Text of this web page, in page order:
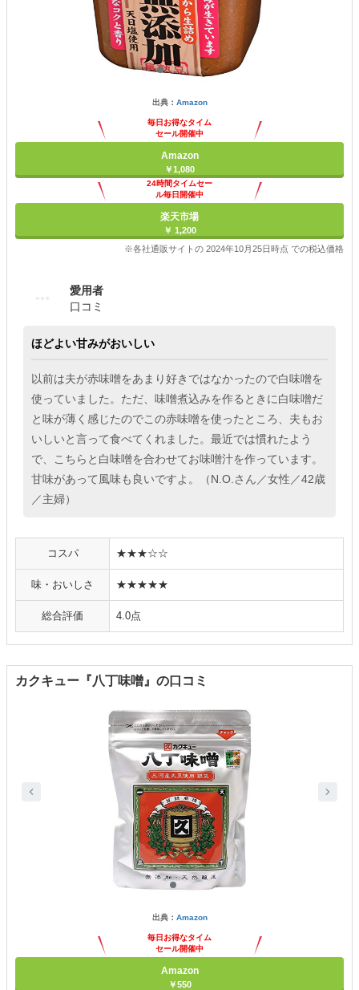
出典： Amazon
毎日お得なタイム
セール開催中
Amazon
￥1,080
24時間タイムセー
ル毎日開催中
楽天市場
￥ 1,200
※各社通販サイトの 2024年10月25日時点 での税込価格
愛用者
口コミ
ほどよい甘みがおいしい
以前は夫が赤味噌をあまり好きではなかったので白味噌を
使っていました。ただ、味噌煮込みを作るときに白味噌だ
と味が薄く感じたのでこの赤味噌を使ったところ、夫もお
いしいと言って食べてくれました。最近では慣れたよう
で、こちらと白味噌を合わせてお味噌汁を作っています。
甘味があって風味も良いですよ。（N.O.さん／女性／42歳
／主婦）
コスパ ★★★☆☆
味・おいしさ ★★★★★
総合評価 4.0点
カクキュー『八丁味噌』の口コミ
出典： Amazon
毎日お得なタイム
セール開催中
Amazon
￥550